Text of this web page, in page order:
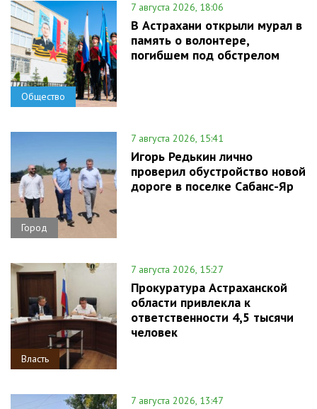
Общество
7 августа 2026, 18:06
В Астрахани открыли мурал в
память о волонтере,
погибшем под обстрелом
Город
7 августа 2026, 15:41
Игорь Редькин лично
проверил обустройство новой
дороге в поселке Сабанс-Яр
Власть
7 августа 2026, 15:27
Прокуратура Астраханской
области привлекла к
ответственности 4,5 тысячи
человек
7 августа 2026, 13:47